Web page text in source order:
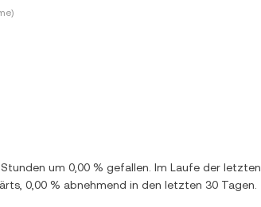
um 0,00 % gefallen. Im Laufe der letzten
0,00 % abnehmend in den letzten 30 Tagen.